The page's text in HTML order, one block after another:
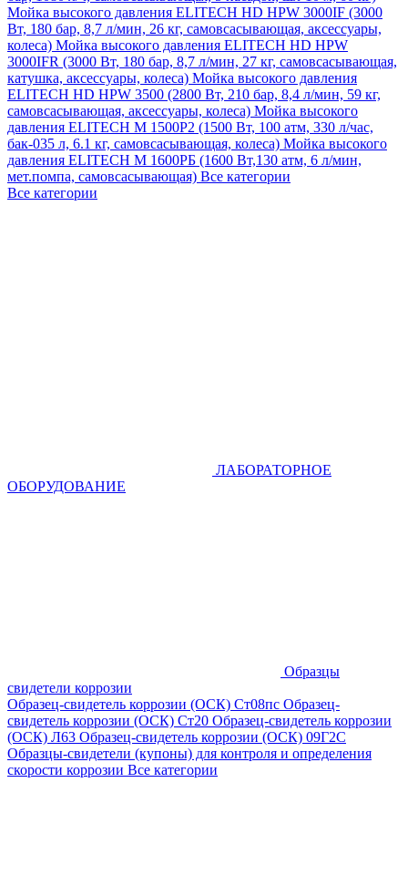
Мойка высокого давления ELITECH HD HPW 3000IF (3000
Вт, 180 бар, 8,7 л/мин, 26 кг, самовсасывающая, аксессуары,
колеса) Мойка высокого давления ELITECH HD HPW
3000IFR (3000 Вт, 180 бар, 8,7 л/мин, 27 кг, самовсасывающая,
катушка, аксессуары, колеса) Мойка высокого давления
ELITECH HD HPW 3500 (2800 Вт, 210 бар, 8,4 л/мин, 59 кг,
самовсасывающая, аксессуары, колеса) Мойка высокого
давления ELITECH M 1500P2 (1500 Вт, 100 атм, 330 л/час,
бак-035 л, 6.1 кг, самовсасывающая, колеса) Мойка высокого
давления ELITECH М 1600РБ (1600 Вт,130 атм, 6 л/мин,
мет.помпа, самовсасывающая) Все категории
Все категории
ЛАБОРАТОРНОЕ
ОБОРУДОВАНИЕ
Образцы
свидетели коррозии
Образец-свидетель коррозии (ОСК) Ст08пс Образец-
свидетель коррозии (ОСК) Ст20 Образец-свидетель коррозии
(ОСК) Л63 Образец-свидетель коррозии (ОСК) 09Г2С
Образцы-свидетели (купоны) для контроля и определения
скорости коррозии Все категории